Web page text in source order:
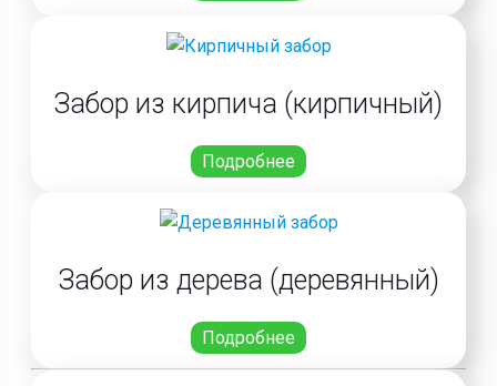
Забор из кирпича (кирпичный)
Подробнее
Забор из дерева (деревянный)
Подробнее